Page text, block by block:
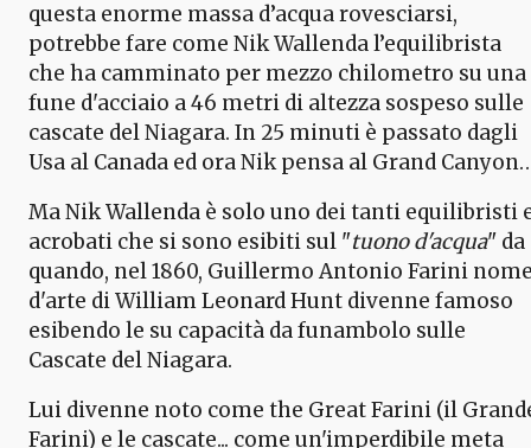
questa enorme massa d’acqua rovesciarsi,
potrebbe fare come Nik Wallenda l’equilibrista
che ha camminato per mezzo chilometro su una
fune d'acciaio a 46 metri di altezza sospeso sulle
cascate del Niagara. In 25 minuti è passato dagli
Usa al Canada ed ora Nik pensa al Grand
Ma Nik Wallenda è solo uno dei tanti equilibristi
acrobati che si sono esibiti sul "tuono d'acqua" da
quando, nel 1860, Guillermo Antonio Farini
d'arte di William Leonard Hunt divenne famoso
esibendo le su capacità da funambolo sulle
Cascate del Niagara.
Lui divenne noto come the Great Farini (il
Farini) e le cascate... come un'imperdibile meta